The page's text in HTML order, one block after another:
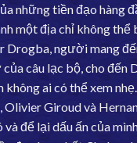
những tiền đạo hàng
một địa chỉ không thể
Drogba, người mang
câu lạc bộ, cho đến
không ai có thể xem
Olivier Giroud và
và để lại dấu ấn của